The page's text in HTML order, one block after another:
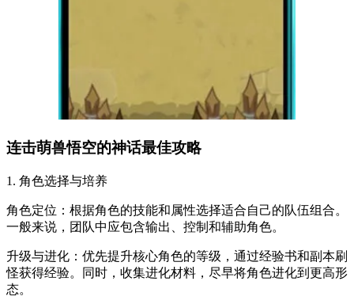
连击萌兽悟空的神话最佳攻略
1. 角色选择与培养
角色定位：根据角色的技能和属性选择适合自己的队伍组合。
一般来说，团队中应包含输出、控制和辅助角色。
升级与进化：优先提升核心角色的等级，通过经验书和副本刷
怪获得经验。同时，收集进化材料，尽早将角色进化到更高形
态。